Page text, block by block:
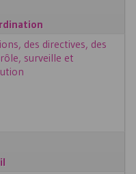
des directives, des
surveille et